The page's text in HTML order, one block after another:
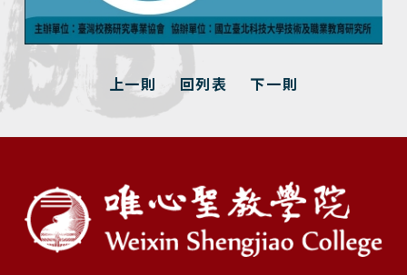
上一則 回列表 下一則